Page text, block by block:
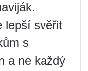
lepší svěřit
s
a ne každý